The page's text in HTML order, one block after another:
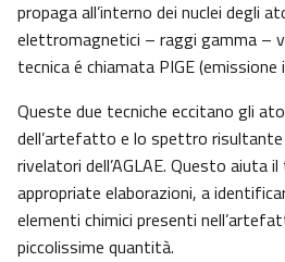
propaga all’interno dei nuclei degli
elettromagnetici – raggi gamma –
tecnica é chiamata PIGE
Queste due tecniche eccitano gli
dell’artefatto e lo spettro risultante
rivelatori dell’AGLAE. Questo aiuta
appropriate elaborazioni, a
elementi chimici presenti
piccolissime quantità.